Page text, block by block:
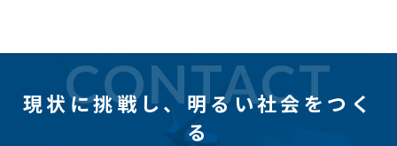
CONTACT
現状に挑戦し、明るい社会をつく
る